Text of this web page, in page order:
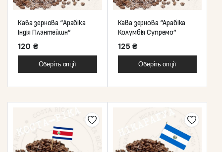
Кава зернова “Арабіка
Індія Плантейшн”
120 ₴
Оберіть опції
Кава зернова “Арабіка
Колумбія Супремо”
125₴
Оберіть опції